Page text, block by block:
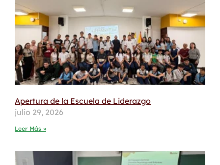
Apertura de la Escuela de Liderazgo
julio 29, 2026
Leer Más »